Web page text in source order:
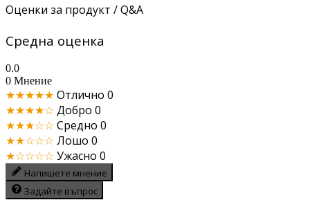
Оценки за продукт / Q&A
Средна оценка
0.0
0 Мнение
★★★★★ Отлично 0
★★★★☆ Добро 0
★★★☆☆ Средно 0
★★☆☆☆ Лошо 0
★☆☆☆☆ Ужасно 0
Напишете мнение
Задайте въпрос